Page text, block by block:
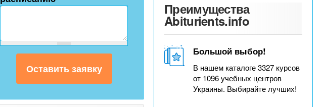
Преимущества
Abiturients.info
Большой выбор!
В нашем каталоге 3327 курсов
от 1096 учебных центров
Украины. Выбирайте лучших!